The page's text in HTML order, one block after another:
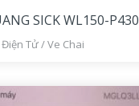
SICK WL150-P430
Tử/Ve Chai